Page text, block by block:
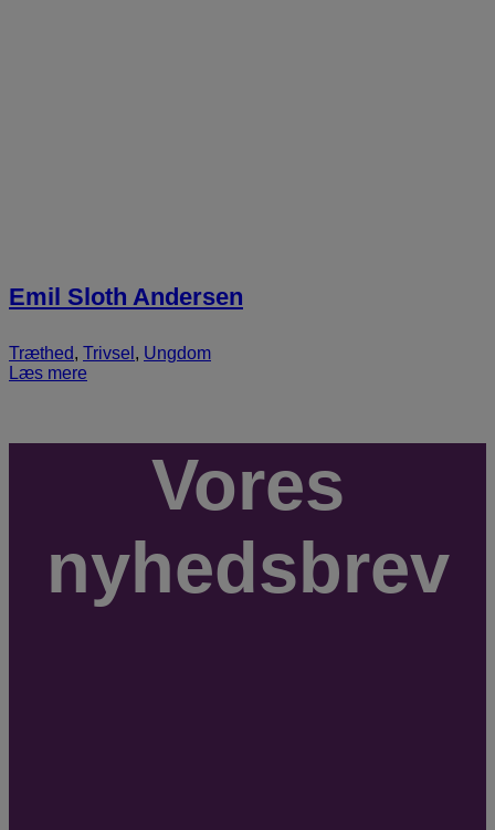
Emil Sloth Andersen
Træthed, Trivsel , Ungdom
Læs mere
Vores
nyhedsbrev